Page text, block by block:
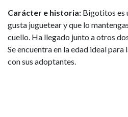
Carácter e historia: Bigotitos es
gusta juguetear y que lo
cuello. Ha llegado junto a otros
Se encuentra en la edad ideal
con sus adoptantes.